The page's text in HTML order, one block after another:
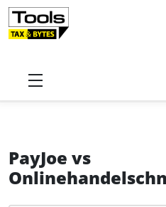
Startseite
PayJoe vs